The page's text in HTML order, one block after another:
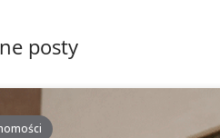
posty